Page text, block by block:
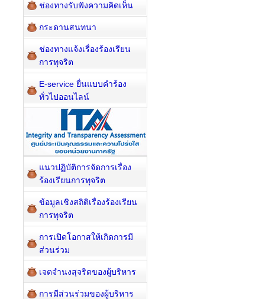
ช่องทางรับฟังความคิดเห็น
กระดานสนทนา
ช่องทางแจ้งเรื่องร้องเรียน
การทุจริต
E-service ยื่นแบบคำร้อง
ทั่วไปออนไลน์
แนวปฏิบัติการจัดการเรื่อง
ร้องเรียนการทุจริต
ข้อมูลเชิงสถิติเรื่องร้องเรียน
การทุจริต
การเปิดโอกาสให้เกิดการมี
ส่วนร่วม
เจตจำนงสุจริตของผู้บริหาร
การมีส่วนร่วมของผู้บริหาร